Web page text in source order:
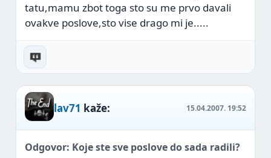
tatu,mamu zbot toga sto su me prvo davali
ovakve poslove,sto vise drago mi je.....
lav71 kaže: 15.04.2007. 19:52
Odgovor: Koje ste sve poslove do sada radili?